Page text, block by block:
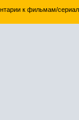
к фильмам/